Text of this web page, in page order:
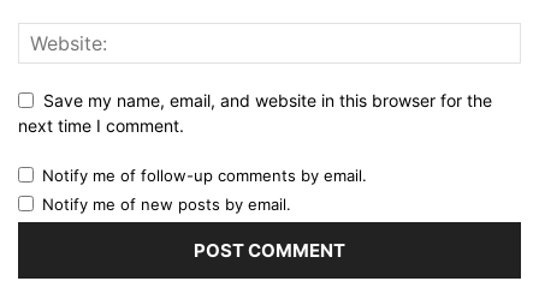
Save my name, email, and website in this browser for the
next time I comment.
Notify me of follow-up comments by email.
Notify me of new posts by email.